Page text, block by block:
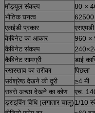
मॉड्यूल संकल्प
80 ×
भौतिक घनत्व
62500
एलईडी प्रकार
कैबिनेट का आकार
960 ×
कैबिनेट संकल्प
कैबिनेट सामग्री
डाई
रखरखाव का तरीका
पिछला
सर्वश्रेष्ठ देखने की दूरी
≥4 मी
सबसे अच्छा देखने का कोण
एच:
ड्राइविंग विधि (लगातार चालू)1/10